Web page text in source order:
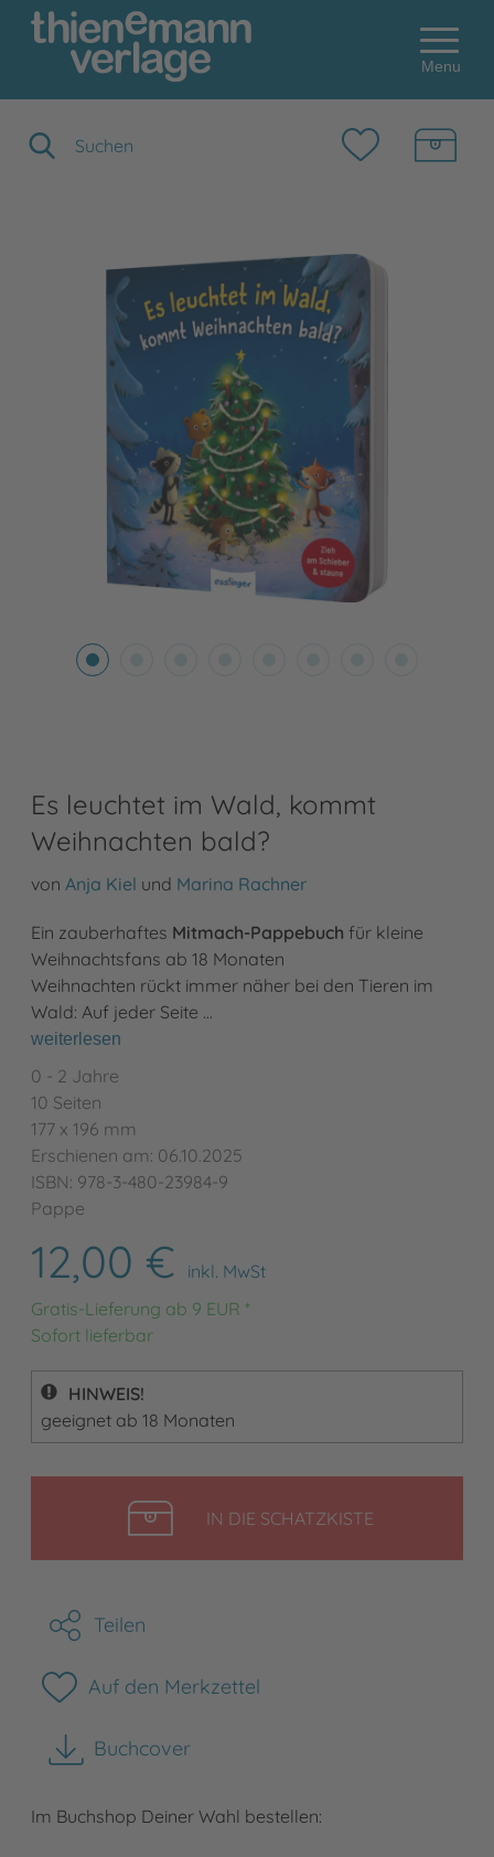
Menu
Es leuchtet im Wald, kommt
Weihnachten bald?
von Anja Kiel und Marina Rachner
Ein zauberhaftes Mitmach-Pappebuch für kleine
Weihnachtsfans ab 18 Monaten
Weihnachten rückt immer näher bei den Tieren im
Wald: Auf jeder Seite …
weiterlesen
0 - 2 Jahre
10 Seiten
177 x 196 mm
Erschienen am: 06.10.2025
ISBN: 978-3-480-23984-9
Pappe
12,00 €
inkl. MwSt
Gratis-Lieferung ab 9 EUR *
Sofort lieferbar
HINWEIS!
geeignet ab 18 Monaten
IN DIE SCHATZKISTELEGEN
Teilen
Auf den Merkzettel
Buchcover
herunterladen
Im Buchshop Deiner Wahl bestellen: